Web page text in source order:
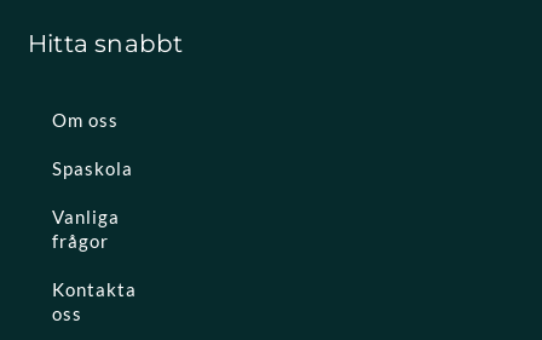
Hitta snabbt
Om oss
Spaskola
Vanliga
frågor
Kontakta
oss